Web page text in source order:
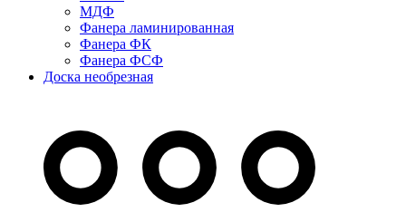
МДФ
Фанера ламинированная
Фанера ФК
Фанера ФСФ
Доска необрезная